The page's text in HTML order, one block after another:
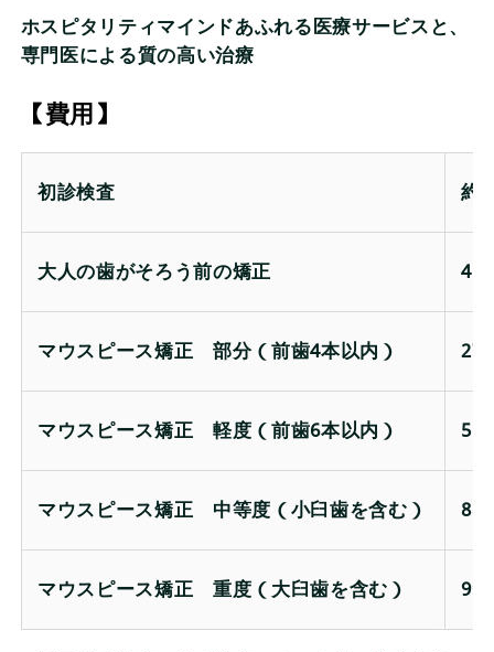
ホスピタリティマインドあふれる医療サービスと、
専門医による質の高い治療
【費用】
初診検査 約
大人の歯がそろう前の矯正
マウスピース矯正 部分（前歯4本以内）
マウスピース矯正 軽度（前歯6本以内）
マウスピース矯正 中等度（小臼歯を含む）
マウスピース矯正 重度（大臼歯を含む）